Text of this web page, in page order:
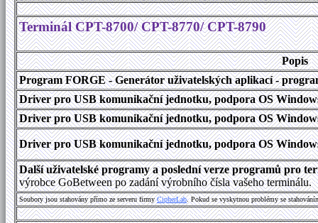
Terminál CPT-8700/ CPT-8770/ CPT-8790
Popis
Program FORGE - Generátor uživatelských aplikací -
Driver pro USB komunikační jednotku, podpora OS
Driver pro USB komunikační jednotku, podpora OS
Driver pro USB komunikační jednotku, podpora OS
Další uživatelské programy a poslední verze programů pro
výrobce GoBetween po zadání výrobního čísla vašeho terminálu.
Soubory jsou stahovány přímo ze serveru firmyCipherLab. Pokud se vyskytnou problémy se